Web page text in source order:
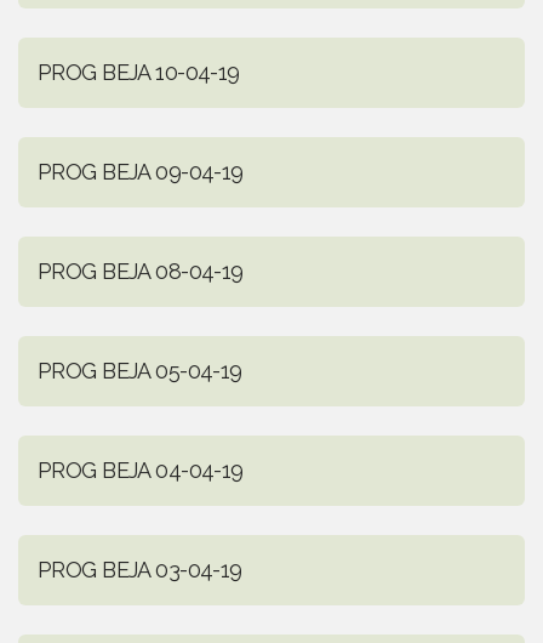
PROG BEJA 10-04-19
PROG BEJA 09-04-19
PROG BEJA 08-04-19
PROG BEJA 05-04-19
PROG BEJA 04-04-19
PROG BEJA 03-04-19